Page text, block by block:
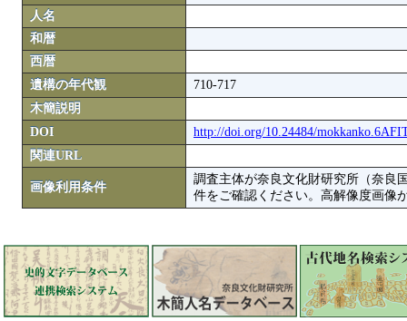
人名
和暦
西暦
遺構の年代観
710-717
木簡説明
DOI
http://doi.org/10.24484/
関連URL
画像利用条件
調査主体が奈良文化財研究所（奈良
件をご確認ください。高解像度画像